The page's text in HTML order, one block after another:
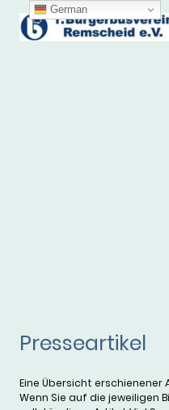
Presseartikel
Eine Übersicht erschienener
Wenn Sie auf die jeweiligen
German